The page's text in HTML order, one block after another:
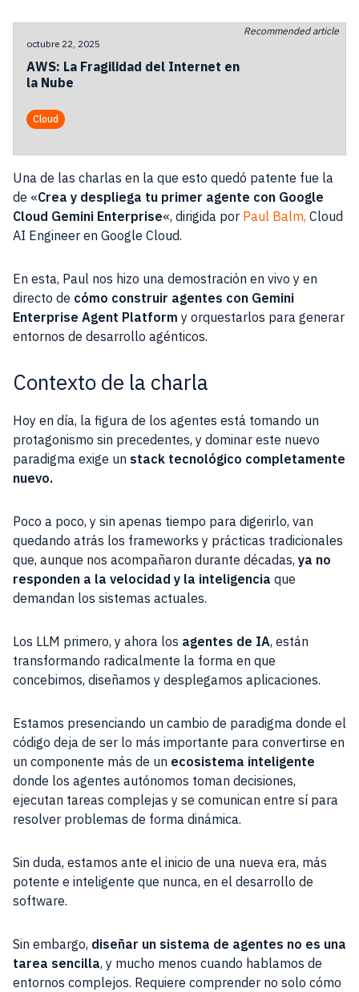
Recommended article
octubre 22, 2025
AWS: La Fragilidad del Internet en
la Nube
Cloud
Una de las charlas en la que esto quedó patente fue la
de «Crea y despliega tu primer agente con Google
Cloud Gemini Enterprise«, dirigida por Paul Balm, Cloud
AI Engineer en Google Cloud.
En esta, Paul nos hizo una demostración en vivo y en
directo de cómo construir agentes con Gemini
Enterprise Agent Platform y orquestarlos para generar
entornos de desarrollo agénticos.
Contexto de la charla
Hoy en día, la figura de los agentes está tomando un
protagonismo sin precedentes, y dominar este nuevo
paradigma exige un stack tecnológico completamente
nuevo.
Poco a poco, y sin apenas tiempo para digerirlo, van
quedando atrás los frameworks y prácticas tradicionales
que, aunque nos acompañaron durante décadas, ya no
responden a la velocidad y la inteligencia que
demandan los sistemas actuales.
Los LLM primero, y ahora los agentes de IA, están
transformando radicalmente la forma en que
concebimos, diseñamos y desplegamos aplicaciones.
Estamos presenciando un cambio de paradigma donde el
código deja de ser lo más importante para convertirse en
un componente más de un ecosistema inteligente
donde los agentes autónomos toman decisiones,
ejecutan tareas complejas y se comunican entre sí para
resolver problemas de forma dinámica.
Sin duda, estamos ante el inicio de una nueva era, más
potente e inteligente que nunca, en el desarrollo de
software.
Sin embargo, diseñar un sistema de agentes no es una
tarea sencilla, y mucho menos cuando hablamos de
entornos complejos. Requiere comprender no solo cómo